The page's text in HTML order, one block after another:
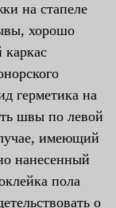
на стапеле
хорошо
каркас
герметика на
швы по левой
имеющий
нанесенный
пола
о